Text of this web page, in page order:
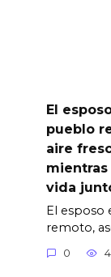
El
pueblo
aire
mientras
vida
El esposo
remoto,
0 4